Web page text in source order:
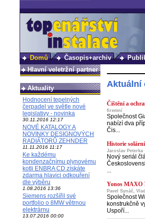
Domů Časopis+archiv
Hlavní veletržní partner
Aktuality
Hodnocení tepelných
čerpadel ve světle nové
legislativy - novinka
30.11.2016 12:17
NOVÉ KATALOGY A
NOVINKY DESIGNOVÝCH
RADIÁTORŮ ZEHNDER
11.11.2016 11:17
Ke každému
kondenzačnímu plynovému
kotli ENBRA CD získáte
zdarma hlavici odkouření
dle výběru
1.08.2016 13:36
Siemens rozšířil své
portfolio o 8MW větrnou
elektrárnu
13.07.2016 00:00
Aktuální
Čištění a
firemní
Společnost
nabízí dva
Čis...
Historie
Jaroslav Peterka
Nový seriál
...
Yonos MAXO
Pavel Synáč,
Společnost
konstrukčně
Uspoří...